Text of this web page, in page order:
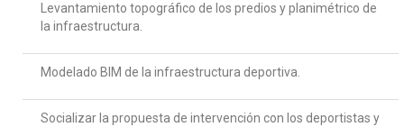
Levantamiento topográfico de los predios y planimétrico de
la infraestructura.
Modelado BIM de la infraestructura deportiva.
Socializar la propuesta de intervención con los deportistas y